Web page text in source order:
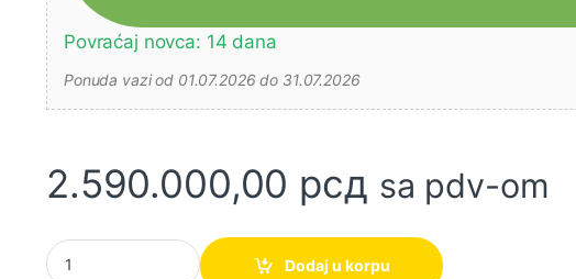
Povraćaj novca: 14 dana
Ponuda vazi od 01.07.2026 do 31.07.2026
2.590.000,00 рсд sa pdv-om
Dizel Silent Agregat (generator) RR125 (100 KW) GARDENmaster količina
Dodaj u korpu